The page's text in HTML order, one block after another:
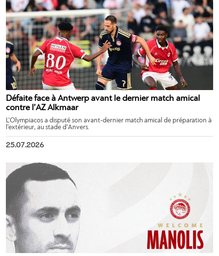
Défaite face à Antwerp avant le dernier match amical
contre l’AZ Alkmaar
L’Olympiacos a disputé son avant-dernier match amical de préparation à
l’extérieur, au stade d’Anvers.
25.07.2026